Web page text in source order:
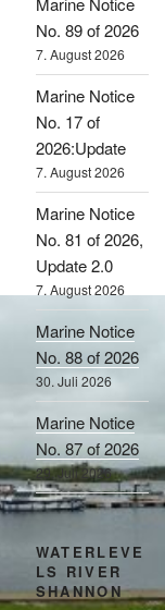
No. 89 of 2026
7. August 2026
Marine Notice
No. 17 of
2026:Update
7. August 2026
Marine Notice
No. 81 of 2026,
Update 2.0
7. August 2026
Marine Notice
No. 88 of 2026
30. Juli 2026
Marine Notice
No. 87 of 2026
29. Juli 2026
WATERLEVE
LS RIVER
SHANNON